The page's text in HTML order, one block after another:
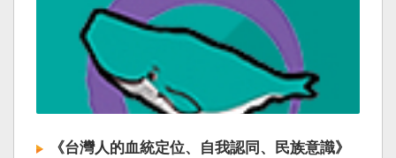
《台灣人的血統定位、自我認同、民族意識》